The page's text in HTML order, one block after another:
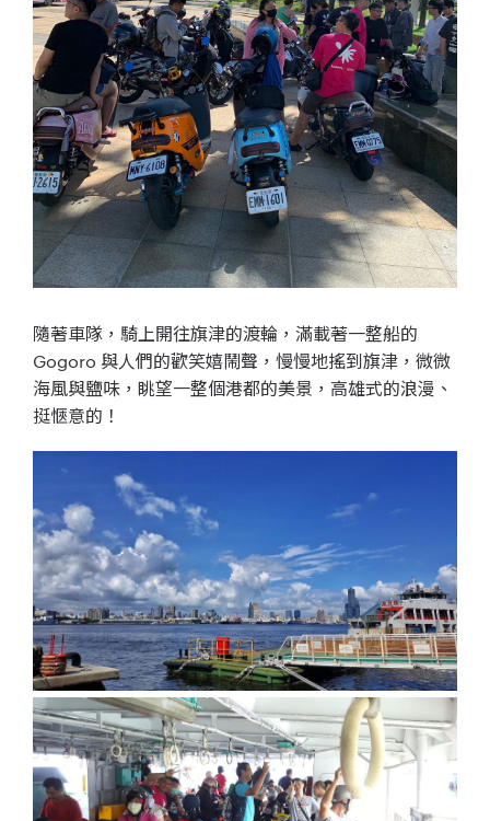
隨著車隊，騎上開往旗津的渡輪，滿載著一整船的
Gogoro 與人們的歡笑嬉鬧聲，慢慢地搖到旗津，微微
海風與鹽味，眺望一整個港都的美景，高雄式的浪漫、
挺愜意的！